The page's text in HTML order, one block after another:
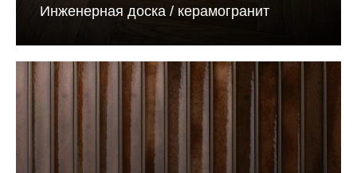
Инженерная доска / керамогранит